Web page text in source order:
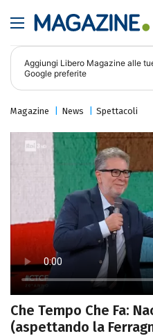
Aggiungi Libero Magazine alle
Google preferite
Magazine News Spettacoli
Che Tempo Che Fa:
(aspettando la